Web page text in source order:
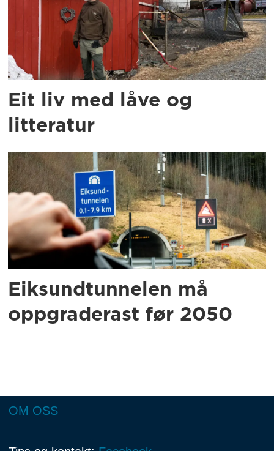
Eit liv med låve og
litteratur
Eiksundtunnelen må
oppgraderast før 2050
OM OSS